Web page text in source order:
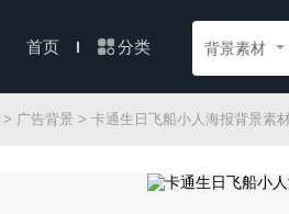
首页 分类 背景素材
> 广告背景 > 卡通生日飞船小人海报背景素